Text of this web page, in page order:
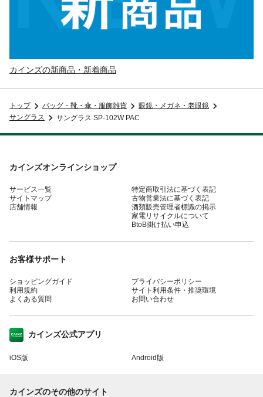
カインズの新商品・新着商品
トップ バッグ・靴・傘・服飾雑貨
眼鏡・メガネ・老眼鏡
サングラス
サングラス SP-102W PAC
カインズオンラインショップ
サービス一覧
サイトマップ
店舗情報
特定商取引法に基づく表記
古物営業法に基づく表記
酒類販売管理者標識の掲示
家電リサイクルについて
BtoB掛け払い申込
お客様サポート
ショッピングガイド
利用規約
よくある質問
プライバシーポリシー
サイト利用条件・推奨環境
お問い合わせ
カインズ公式アプリ
iOS版 Android版
カインズのその他のサイト